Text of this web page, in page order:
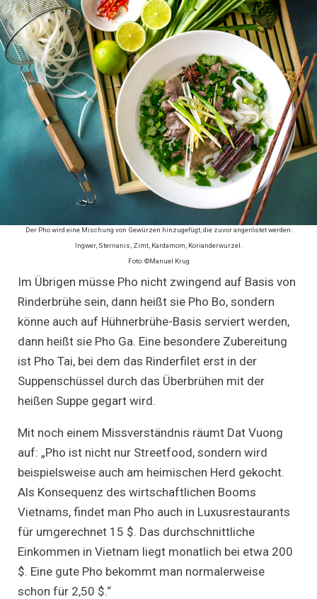
Der Pho wird eine Mischung von Gewürzen hinzugefügt, die zuvor angeröstet werden:
Ingwer, Sternanis, Zimt, Kardamom, Korianderwurzel.
Foto: ©Manuel Krug
Im Übrigen müsse Pho nicht zwingend auf Basis von
Rinderbrühe sein, dann heißt sie Pho Bo, sondern
könne auch auf Hühnerbrühe-Basis serviert werden,
dann heißt sie Pho Ga. Eine besondere Zubereitung
ist Pho Tai, bei dem das Rinderfilet erst in der
Suppenschüssel durch das Überbrühen mit der
heißen Suppe gegart wird.
Mit noch einem Missverständnis räumt Dat Vuong
auf: „Pho ist nicht nur Streetfood, sondern wird
beispielsweise auch am heimischen Herd gekocht.
Als Konsequenz des wirtschaftlichen Booms
Vietnams, findet man Pho auch in Luxusrestaurants
für umgerechnet 15 $. Das durchschnittliche
Einkommen in Vietnam liegt monatlich bei etwa 200
$. Eine gute Pho bekommt man normalerweise
schon für 2,50 $.“